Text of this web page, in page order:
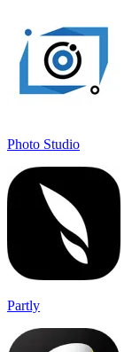
Photo Studio
Partly